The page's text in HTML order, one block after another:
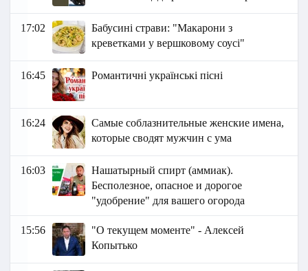
17:02
Бабусині страви: "Макарони з
креветками у вершковому соусі"
16:45 Романтичні українські пісні
16:24
Самые соблазнительные женские имена,
которые сводят мужчин с ума
16:03
Нашатырный спирт (аммиак).
Бесполезное, опасное и дорогое
"удобрение" для вашего огорода
15:56
"О текущем моменте" - Алексей
Копытько